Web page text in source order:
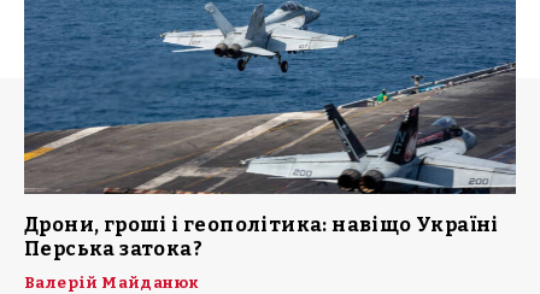
Дрони, гроші і геополітика: навіщо Україні
Перська затока?
Валерій Майданюк